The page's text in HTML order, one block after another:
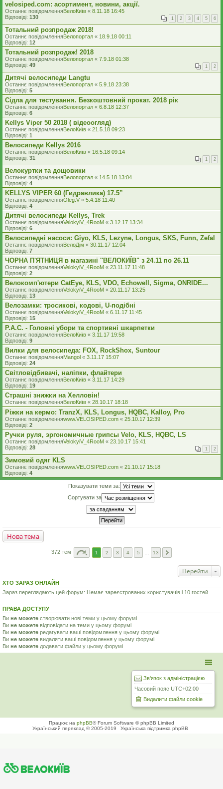
velosiped.com: асортимент, новини, акції.
Останнє повідомленняВелоКиїв « 8.11.18 16:45
Відповіді: 130 1 2 3 4 5 6
Тотальний розпродаж 2018!
Останнє повідомленняВелопортал « 18.9.18 00:11
Відповіді: 12
Тотальний розпродаж! 2018
Останнє повідомленняВелопортал « 7.9.18 01:38
Відповіді: 49 1 2
Дитячі велосипеди Langtu
Останнє повідомленняВелопортал « 5.9.18 23:38
Відповіді: 5
Сідла для тестування. Безкоштовний прокат. 2018 рік
Останнє повідомленняВелопортал « 6.8.18 12:37
Відповіді: 6
Kellys Viper 50 2018 ( відеоогляд)
Останнє повідомленняВелоКиїв « 21.5.18 09:23
Відповіді: 1
Велосипеди Kellys 2016
Останнє повідомленняВелоКиїв « 16.5.18 09:14
Відповіді: 31 1 2
Велокуртки та дощовики
Останнє повідомленняВелопортал « 14.5.18 13:04
Відповіді: 4
KELLYS VIPER 60 (Гидравлика) 17.5”
Останнє повідомленняOleg.V « 5.4.18 11:40
Відповіді: 4
Дитячі велосипеди Kellys, Trek
Останнє повідомленняVelokyiV_4RooM « 3.12.17 13:34
Відповіді: 6
Велосипедні насоси: Giyo, KLS, Lezyne, Longus, SKS, Funn, Zefal
Останнє повідомленняВелоДім « 30.11.17 12:04
Відповіді: 7
ЧОРНА П'ЯТНИЦЯ в магазині ''ВЕЛОКИЇВ" з 24.11 по 26.11
Останнє повідомленняVelokyiV_4RooM « 23.11.17 11:48
Відповіді: 2
Велокомп'ютери CatEye, KLS, VDO, Echowell, Sigma, ONRIDE...
Останнє повідомленняVelokyiV_4RooM « 20.11.17 13:25
Відповіді: 13
Велозамки: тросикові, кодові, U-подібні
Останнє повідомленняVelokyiV_4RooM « 6.11.17 11:45
Відповіді: 15
P.A.C. - Головні убори та спортивні шкарпетки
Останнє повідомленняВелоКиїв « 3.11.17 19:58
Відповіді: 9
Вилки для велосипеда: FOX, RockShox, Suntour
Останнє повідомленняMangol « 3.11.17 15:07
Відповіді: 24
Світловідбивачі, наліпки, флайтери
Останнє повідомленняВелоКиїв « 3.11.17 14:29
Відповіді: 19
Страшні знижки на Хелловін!
Останнє повідомленняВелоКиїв « 28.10.17 18:18
Ріжки на кермо: TranzX, KLS, Longus, HQBC, Kalloy, Pro
Останнє повідомленняwww.VELOSIPED.com « 25.10.17 12:39
Відповіді: 2
Ручки руля, эргономичные грипсы Velo, KLS, HQBC, LS
Останнє повідомленняVelokyiV_4RooM « 23.10.17 15:41
Відповіді: 28 1 2
Зимовий одяг KLS
Останнє повідомленняwww.VELOSIPED.com « 21.10.17 15:18
Відповіді: 4
Показувати теми за:
Сортувати за
Нова тема
372 тем 1 2 3 4 5 13
Перейти
ХТО ЗАРАЗ ОНЛАЙН
Зараз переглядають цей форум: Немає зареєстрованих користувачів і 10 гостей
ПРАВА ДОСТУПУ
Ви не можете створювати нові теми у цьому форумі
Ви не можете відповідати на теми у цьому форумі
Ви не можете редагувати ваші повідомлення у цьому форумі
Ви не можете видаляти ваші повідомлення у цьому форумі
Ви не можете додавати файли у цьому форумі
Зв'язок з адміністрацією
Часовий пояс UTC+02:00
Видалити файли cookie
Працює на phpBB® Forum Software © phpBB Limited
Український переклад © 2005-2019
Українська підтримка phpBB